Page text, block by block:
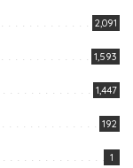
2,091
1,593
1,447
192
1